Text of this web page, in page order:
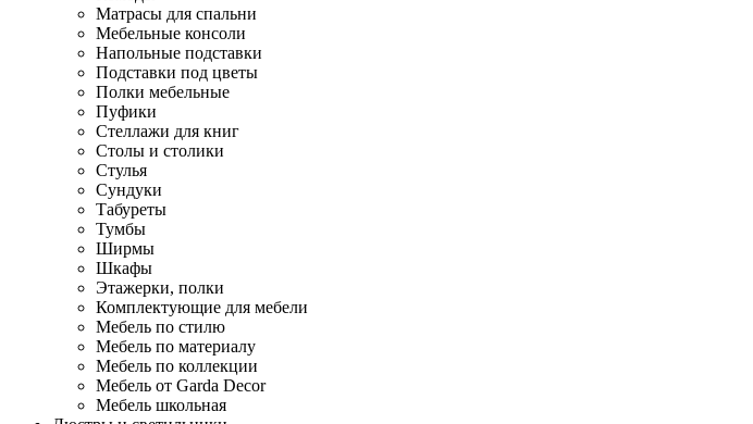
Матрасы для спальни
Мебельные консоли
Напольные подставки
Подставки под цветы
Полки мебельные
Пуфики
Стеллажи для книг
Столы и столики
Стулья
Сундуки
Табуреты
Тумбы
Ширмы
Шкафы
Этажерки, полки
Комплектующие для мебели
Мебель по стилю
Мебель по материалу
Мебель по коллекции
Мебель от Garda Decor
Мебель школьная